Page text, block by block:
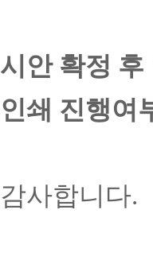
시안 확정 후
인쇄 진행여
감사합니다.